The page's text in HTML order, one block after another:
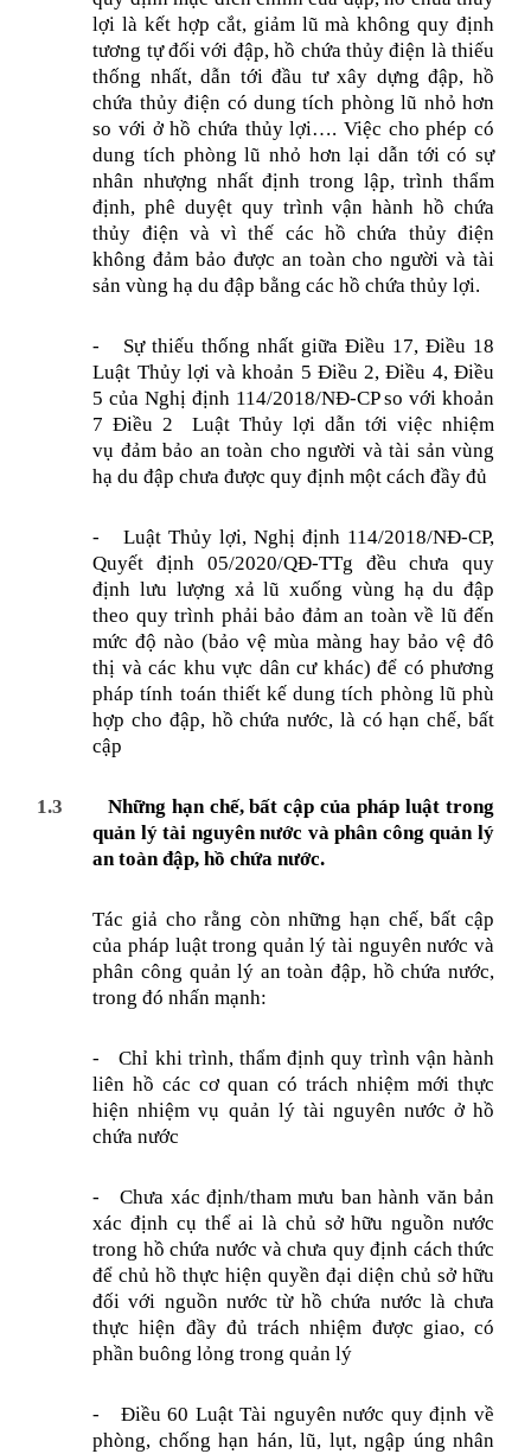
lợi là kết hợp cắt, giảm lũ mà không quy định
tương tự đối với đập, hồ chứa thủy điện là thiếu
thống nhất, dẫn tới đầu tư xây dựng đập, hồ
chứa thủy điện có dung tích phòng lũ nhỏ hơn
so với ở hồ chứa thủy lợi…. Việc cho phép có
dung tích phòng lũ nhỏ hơn lại dẫn tới có sự
nhân nhượng nhất định trong lập, trình thẩm
định, phê duyệt quy trình vận hành hồ chứa
thủy điện và vì thế các hồ chứa thủy điện
không đảm bảo được an toàn cho người và tài
sản vùng hạ du đập bằng các hồ chứa thủy lợi.
-
Sự thiếu thống nhất giữa Điều 17, Điều 18
Luật Thủy lợi và khoản 5 Điều 2, Điều 4, Điều
5 của Nghị định 114/2018/NĐ-CP so với khoản
7 Điều 2 Luật Thủy lợi dẫn tới việc nhiệm
vụ đảm bảo an toàn cho người và tài sản vùng
hạ du đập chưa được quy định một cách đầy đủ
-
Luật Thủy lợi, Nghị định 114/2018/NĐ-CP,
Quyết định 05/2020/QĐ-TTg đều chưa quy
định lưu lượng xả lũ xuống vùng hạ du đập
theo quy trình phải bảo đảm an toàn về lũ đến
mức độ nào (bảo vệ mùa màng hay bảo vệ đô
thị và các khu vực dân cư khác) để có phương
pháp tính toán thiết kế dung tích phòng lũ phù
hợp cho đập, hồ chứa nước, là có hạn chế, bất
cập
1.3
Những hạn chế, bất cập của pháp luật trong
quản lý tài nguyên nước và phân công quản lý
an toàn đập, hồ chứa nước.
Tác giả cho rằng còn những hạn chế, bất cập
của pháp luật trong quản lý tài nguyên nước và
phân công quản lý an toàn đập, hồ chứa nước,
trong đó nhấn mạnh:
-
Chỉ khi trình, thẩm định quy trình vận hành
liên hồ các cơ quan có trách nhiệm mới thực
hiện nhiệm vụ quản lý tài nguyên nước ở hồ
chứa nước
-
Chưa xác định/tham mưu ban hành văn bản
xác định cụ thể ai là chủ sở hữu nguồn nước
trong hồ chứa nước và chưa quy định cách thức
để chủ hồ thực hiện quyền đại diện chủ sở hữu
đối với nguồn nước từ hồ chứa nước là chưa
thực hiện đầy đủ trách nhiệm được giao, có
phần buông lỏng trong quản lý
-
Điều 60 Luật Tài nguyên nước quy định về
phòng, chống hạn hán, lũ, lụt, ngập úng nhân